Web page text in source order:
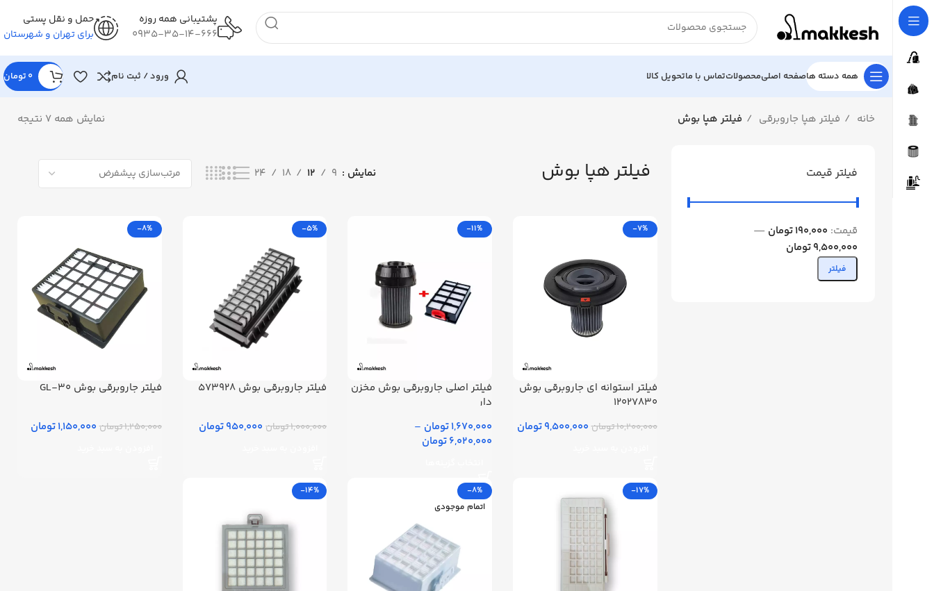
پشتیبانی همه روزه
0935-35-14-666
حمل و نقل پستی
برای تهران و شهرستان
همه دسته هاصفحه اصلیمحصولاتتماس با ماتحویل کالا ورود / ثبت نام 0 تومان
خانه فیلتر هپا جاروبرقی فیلتر هپا بوش نمایش همه 7 نتیجه
فیلتر قیمت
فیلتر
قیمت: 190,000 تومان
—
9,500,000 تومان
فیلتر هپا بوش نمایش 9
12
18
24
-7%
فیلتر استوانه ای جاروبرقی بوش
12027830
10,200,000 تومان 9,500,000 تومان
-11%
فیلتر اصلی جاروبرقی بوش مخزن
دار
1,670,000 تومان
–
6,020,000 تومان
-5%
فیلتر جاروبرقی بوش 573928
1,000,000 تومان 950,000 تومان
-8%
فیلتر جاروبرقی بوش GL-30
1,250,000 تومان 1,150,000 تومان
-17%
-8%
اتمام موجودی
-14%